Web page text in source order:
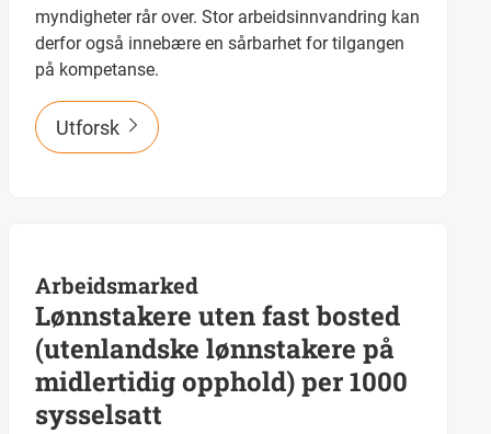
myndigheter rår over. Stor arbeidsinnvandring kan
derfor også innebære en sårbarhet for tilgangen
på kompetanse.
Utforsk
Arbeidsmarked
Lønnstakere uten fast bosted
(utenlandske lønnstakere på
midlertidig opphold) per 1000
sysselsatt